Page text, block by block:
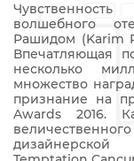
волшебного
Рашидом (Karim
Впечатляющая
несколько
множество
признание на
Awards 2016.